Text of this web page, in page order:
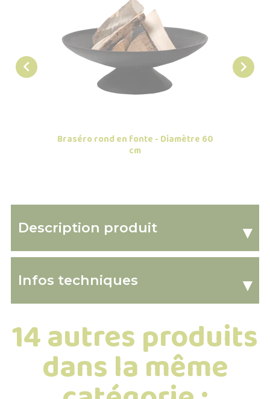

Braséro rond en fonte - Diamètre 60
cm

Description produit ▾
Infos techniques ▾
14 autres produits
dans la même